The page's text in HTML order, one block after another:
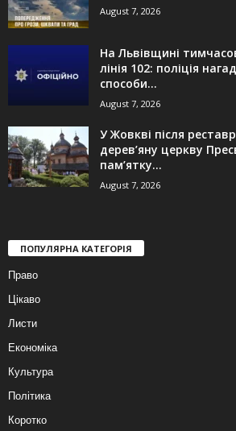
August 7, 2026
На Львівщині
лінія 102: поліція
способи...
August 7, 2026
У Жовкві після
дерев’яну церкву
пам’ятку...
August 7, 2026
ПОПУЛЯРНА КАТЕГОРІЯ
Право
Цікаво
Листи
Економіка
Культура
Політика
Коротко